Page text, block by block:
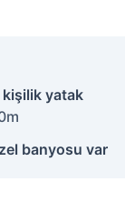
yatak
banyosu var